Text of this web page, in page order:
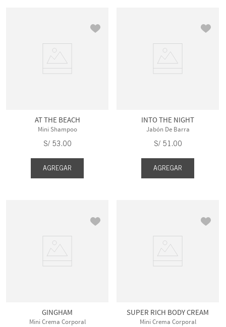
AT THE BEACH
Mini Shampoo
S/ 53.00
AGREGAR
INTO THE NIGHT
Jabón De Barra
S/ 51 .00
AGREGAR
GINGHAM
Mini Crema Corporal
SUPER RICH BODY CREAM
Mini Crema Corporal